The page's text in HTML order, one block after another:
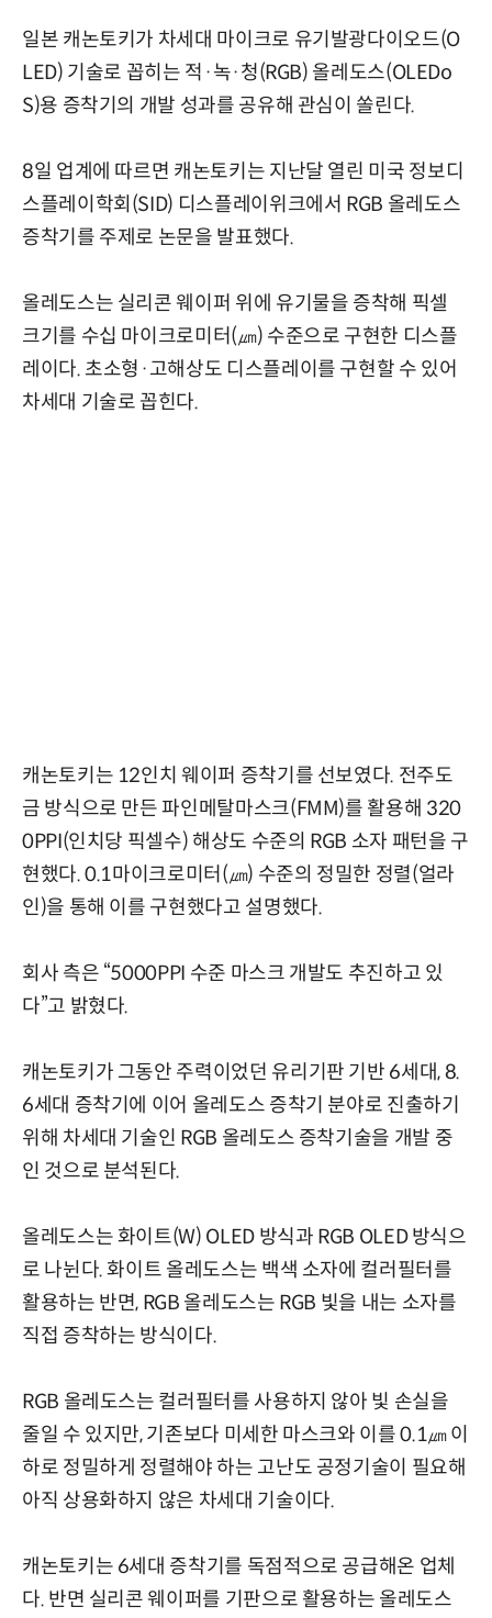
일본 캐논토키가 차세대 마이크로 유기발광다이오드(O
LED) 기술로 꼽히는 적·녹·청(RGB) 올레도스(OLEDo
S)용 증착기의 개발 성과를 공유해 관심이 쏠린다.
8일 업계에 따르면 캐논토키는 지난달 열린 미국 정보디
스플레이학회(SID) 디스플레이위크에서 RGB 올레도스
증착기를 주제로 논문을 발표했다.
올레도스는 실리콘 웨이퍼 위에 유기물을 증착해 픽셀
크기를 수십 마이크로미터(㎛) 수준으로 구현한 디스플
레이다. 초소형·고해상도 디스플레이를 구현할 수 있어
차세대 기술로 꼽힌다.
캐논토키는 12인치 웨이퍼 증착기를 선보였다. 전주도
금 방식으로 만든 파인메탈마스크(FMM)를 활용해 320
0PPI(인치당 픽셀수) 해상도 수준의 RGB 소자 패턴을 구
현했다. 0.1마이크로미터(㎛) 수준의 정밀한 정렬(얼라
인)을 통해 이를 구현했다고 설명했다.
회사 측은 “5000PPI 수준 마스크 개발도 추진하고 있
다”고 밝혔다.
캐논토키가 그동안 주력이었던 유리기판 기반 6세대, 8.
6세대 증착기에 이어 올레도스 증착기 분야로 진출하기
위해 차세대 기술인 RGB 올레도스 증착기술을 개발 중
인 것으로 분석된다.
올레도스는 화이트(W) OLED 방식과 RGB OLED 방식으
로 나뉜다. 화이트 올레도스는 백색 소자에 컬러필터를
활용하는 반면, RGB 올레도스는 RGB 빛을 내는 소자를
직접 증착하는 방식이다.
RGB 올레도스는 컬러필터를 사용하지 않아 빛 손실을
줄일 수 있지만, 기존보다 미세한 마스크와 이를 0.1㎛ 이
하로 정밀하게 정렬해야 하는 고난도 공정기술이 필요해
아직 상용화하지 않은 차세대 기술이다.
캐논토키는 6세대 증착기를 독점적으로 공급해온 업체
다. 반면 실리콘 웨이퍼를 기판으로 활용하는 올레도스